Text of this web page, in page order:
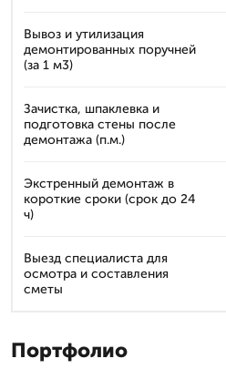
Вывоз и утилизация
демонтированных поручней
(за 1 м3)
Зачистка, шпаклевка и
подготовка стены после
демонтажа (п.м.)
Экстренный демонтаж в
короткие сроки (срок до 24
ч)
Выезд специалиста для
осмотра и составления
сметы
Портфолио